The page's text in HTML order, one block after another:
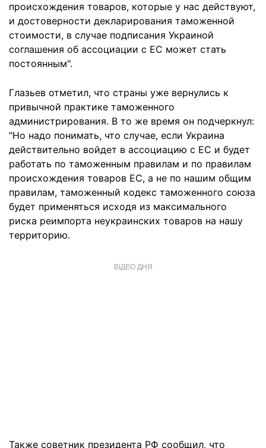
происхождения товаров, которые у нас действуют,
и достоверности декларирования таможенной
стоимости, в случае подписания Украиной
соглашения об ассоциации с ЕС может стать
постоянным".
Глазьев отметил, что страны уже вернулись к
привычной практике таможенного
администрирования. В то же время он подчеркнул:
"Но надо понимать, что случае, если Украина
действительно войдет в ассоциацию с ЕС и будет
работать по таможенным правилам и по правилам
происхождения товаров ЕС, а не по нашим общим
правилам, таможенный кодекс таможенного союза
будет применяться исходя из максимального
риска реимпорта неукраинских товаров на нашу
территорию.
ВІДЕО ДНЯ
Также советник президента РФ сообщил, что